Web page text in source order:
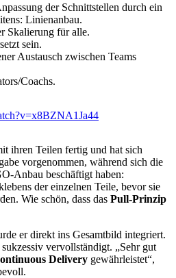
der Schnittstellen durch ein
Linienanbau.
Skalierung für alle.
sein.
Austausch zwischen Teams
Coachs.
ihren Teilen fertig und hat sich
vorgenommen, während sich die
Anbau beschäftigt haben:
der einzelnen Teile, bevor sie
Wie schön, dass das Pull-Prinzip
er direkt ins Gesamtbild integriert.
vervollständigt. „Sehr gut
Delivery gewährleistet“,